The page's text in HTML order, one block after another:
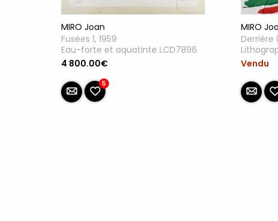
MIRO Joan
Fusées 1, 1959
Eau-forte et aquatinte LCD7896
4 800.00€
5
MIRO
Derrière
Vendu